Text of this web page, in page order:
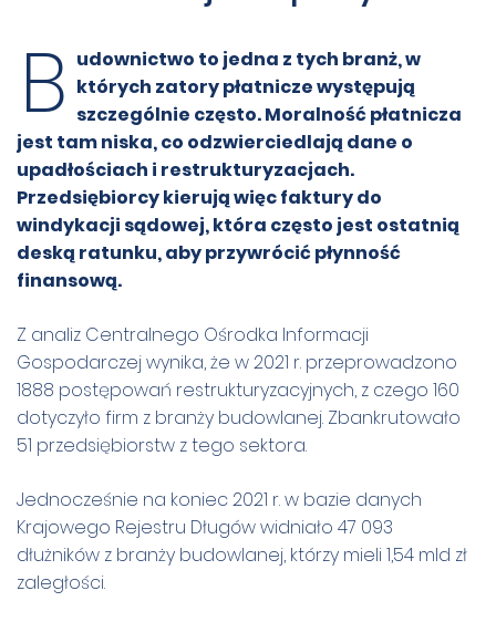
B udownictwo to jedna z tych branż, w
których zatory płatnicze występują
szczególnie często. Moralność płatnicza
jest tam niska, co odzwierciedlają dane o
upadłościach i restrukturyzacjach.
Przedsiębiorcy kierują więc faktury do
windykacji sądowej, która często jest ostatnią
deską ratunku, aby przywrócić płynność
finansową.
Z analiz Centralnego Ośrodka Informacji
Gospodarczej wynika, że w 2021 r. przeprowadzono
1888 postępowań restrukturyzacyjnych, z czego 160
dotyczyło firm z branży budowlanej. Zbankrutowało
51 przedsiębiorstw z tego sektora.
Jednocześnie na koniec 2021 r. w bazie danych
Krajowego Rejestru Długów widniało 47 093
dłużników z branży budowlanej, którzy mieli 1,54 mld zł
zaległości.